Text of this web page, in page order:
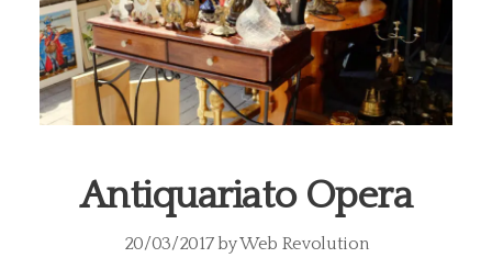
Antiquariato Opera
20/03/2017byWeb Revolution